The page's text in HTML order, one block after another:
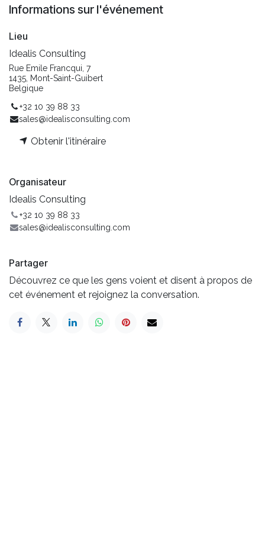
Informations sur l'événement
Lieu
Idealis Consulting
Rue Emile Francqui, 7
1435, Mont-Saint-Guibert
Belgique
+32 10 39 88 33
sales@idealisconsulting.com
Obtenir l'itinéraire
Organisateur
Idealis Consulting
+32 10 39 88 33
sales@idealisconsulting.com
Partager
Découvrez ce que les gens voient et disent à propos de
cet événement et rejoignez la conversation.